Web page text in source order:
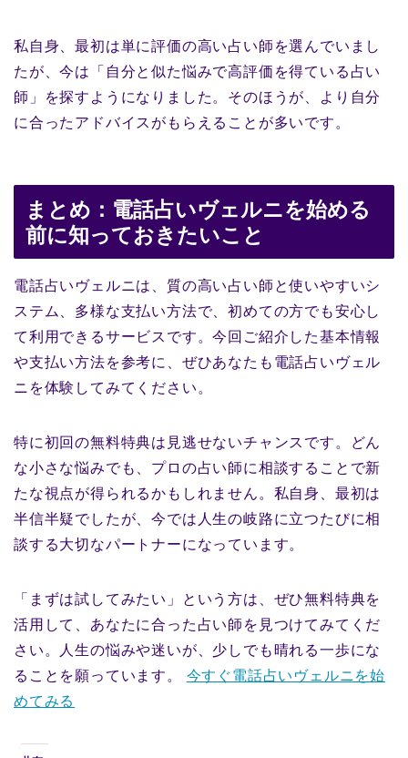
私自身、最初は単に評価の高い占い師を選んでいまし
たが、今は「自分と似た悩みで高評価を得ている占い
師」を探すようになりました。そのほうが、より自分
に合ったアドバイスがもらえることが多いです。
まとめ：電話占いヴェルニを始める
前に知っておきたいこと
電話占いヴェルニは、質の高い占い師と使いやすいシ
ステム、多様な支払い方法で、初めての方でも安心し
て利用できるサービスです。今回ご紹介した基本情報
や支払い方法を参考に、ぜひあなたも電話占いヴェル
ニを体験してみてください。
特に初回の無料特典は見逃せないチャンスです。どん
な小さな悩みでも、プロの占い師に相談することで新
たな視点が得られるかもしれません。私自身、最初は
半信半疑でしたが、今では人生の岐路に立つたびに相
談する大切なパートナーになっています。
「まずは試してみたい」という方は、ぜひ無料特典を
活用して、あなたに合った占い師を見つけてみてくだ
さい。人生の悩みや迷いが、少しでも晴れる一歩にな
ることを願っています。 今すぐ電話占いヴェルニを始
めてみる